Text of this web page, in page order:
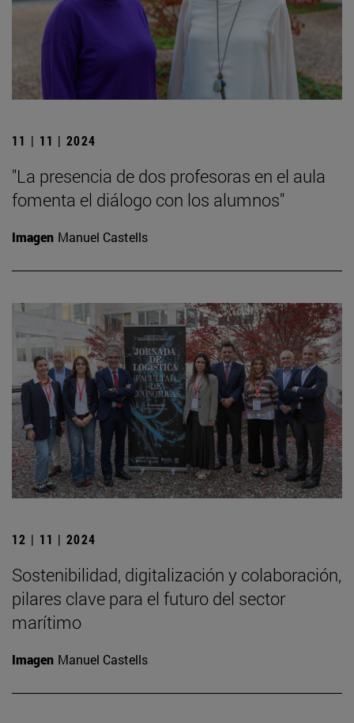
11 | 11 | 2024
"La presencia de dos profesoras en el aula
fomenta el diálogo con los alumnos"
Imagen Manuel Castells
12 | 11 | 2024
Sostenibilidad, digitalización y colaboración,
pilares clave para el futuro del sector
marítimo
Imagen Manuel Castells